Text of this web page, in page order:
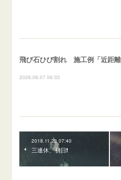
2026.08.07 06:32
2018.11.23 07:40
三連休、初日❗